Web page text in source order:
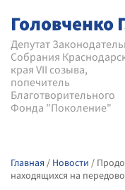
Головченко
Депутат
Собрания
края VII созыва,
попечитель
Благотворительного
Фонда "Поколение"
Главная / Новости /
находящихся на